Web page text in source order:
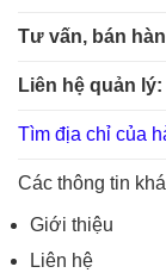
Tư vấn, bán
Liên hệ quản lý:
Tìm địa chỉ của
Các thông tin
Giới thiệu
Liên hệ